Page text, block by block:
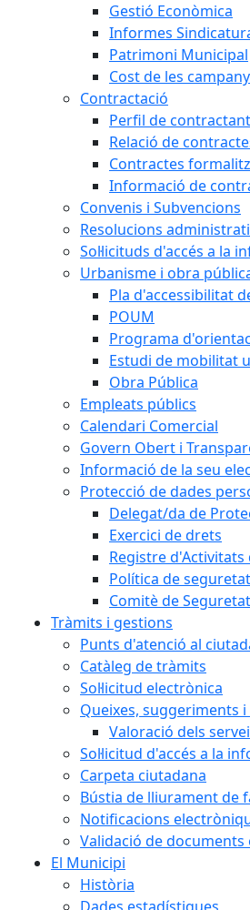
Gestió Econòmica
Informes
Patrimoni Municipal
Cost de les
Contractació
Perfil de
Relació de
Contractes
Informació de
Convenis i Subvencions
Resolucions
Sol·licituds d'accés a la
Urbanisme i obra
Pla d'accessibilitat
POUM
Programa
Estudi de mobilitat
Obra Pública
Empleats públics
Calendari Comercial
Govern Obert i
Informació de la seu
Protecció de dades
Delegat/da de
Exercici de drets
Registre
Política de
Comitè de Seguretat
Tràmits i gestions
Punts d'atenció al
Catàleg de tràmits
Sol·licitud electrònica
Queixes, suggeriments
Valoració dels
Sol·licitud d'accés a la
Carpeta ciutadana
Bústia de lliurament de
Notificacions
Validació de documents
El Municipi
Història